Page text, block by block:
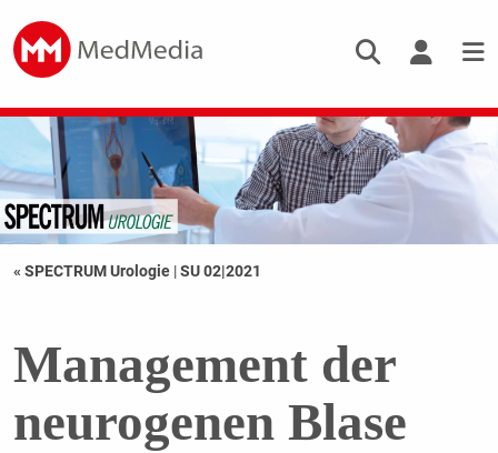
« SPECTRUM Urologie |SU 02|2021
Management der
neurogenen Blase